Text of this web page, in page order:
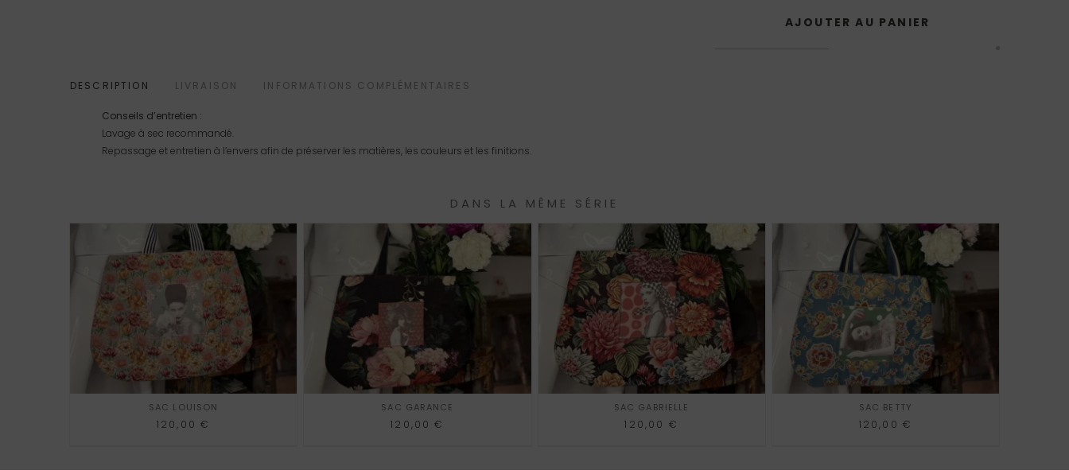
AJOUTER AU PANIER
DESCRIPTION LIVRAISON INFORMATIONS COMPLÉMENTAIRES
Conseils d’entretien :
Lavage à sec recommandé.
Repassage et entretien à l’envers afin de préserver les matières, les couleurs et les finitions.
DANS LA MÊME SÉRIE
SAC LOUISON
120,00€
SAC GARANCE
120,00€
SAC GABRIELLE
120,00 €
SAC BETTY
120,00 €